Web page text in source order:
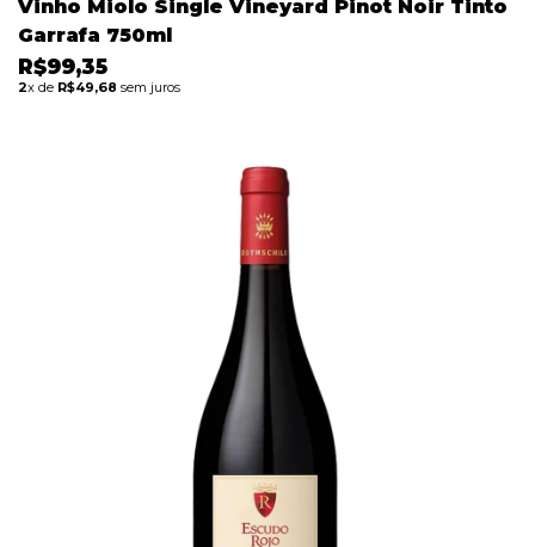
Vinho Miolo Single Vineyard Pinot Noir Tinto
Garrafa 750ml
R$99,35
2x de R$49,68 sem juros